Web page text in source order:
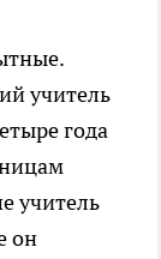
учитель
года
учитель
он